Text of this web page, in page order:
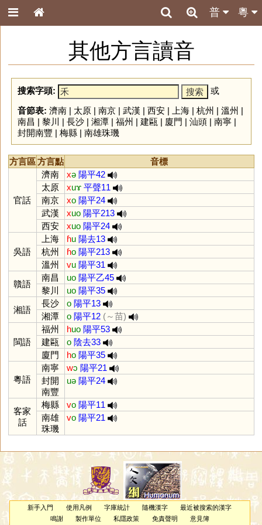
粵
普
其他方言讀音
搜索字頭:
或
音節表: 濟南| 太原| 南京| 武漢 | 西安| 上海| 杭州 | 溫州 |
南昌 | 黎川 | 長沙| 湘潭| 福州 | 建甌 | 廈門 | 汕頭| 南寧|
封開南豐 | 梅縣| 南雄珠璣
方言區方言點 音標
官話
濟南 xə 陽平42
太原
xuɤ 平聲11
南京
xo 陽平24
武漢
xuo 陽平213
西安
xuo 陽平24
吳語
上海 ɦu 陽去13
杭州
ɦo 陽平213
溫州
vu 陽平31
贛語
南昌 uo 陽平乙45
黎川
uo 陽平35
湘語
長沙 o 陽平13
湘潭
o 陽平12 (～苗)
閩語
福州 huo 陽平53
建甌
o 陰去33
廈門
ho 陽平35
粵語
南寧 wɔ 陽平21
封開
南豐
uə 陽平24
客家
話
梅縣 vo 陽平11
南雄
珠璣
vo 陽平21
新手入門 使用凡例 字庫統計 隨機漢字
最近被搜索的漢字
鳴謝
製作單位 私隱政策 免責聲明 意見簿